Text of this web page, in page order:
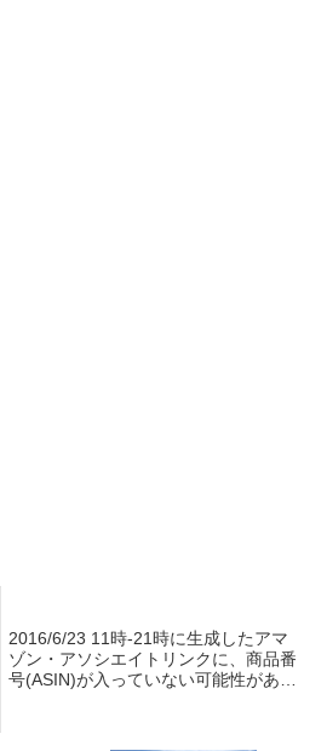
2016/6/23 11時-21時に生成したアマ
ゾン・アソシエイトリンクに、商品番
号(ASIN)が入っていない可能性があり